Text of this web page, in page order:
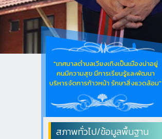
"เทศบาลตำบลเวียงเทิงเป็นเมืองน่าอยู่
คนมีความสุข มีการเรียนรู้และพัฒนา
บริหารจัดการก้าวหน้า รักษาสิ่งแวดล้อม"
สภาพทั่วไป/ข้อมูลพื้นฐาน